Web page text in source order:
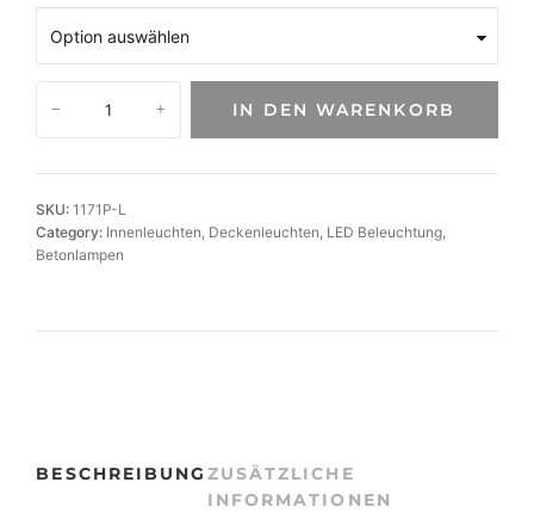
o
-
D
k
− + IN DEN WARENKORB
SKU: 1171P-L
Category: Innenleuchten Deckenleuchten LED Beleuchtung
Betonlampen
BESCHREIBUNG ZUSÄTZLICHE
INFORMATIONEN